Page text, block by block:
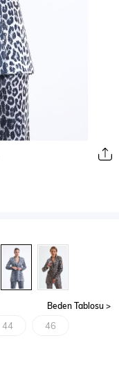
& Büstiyer
Beden Tablosu
44 46